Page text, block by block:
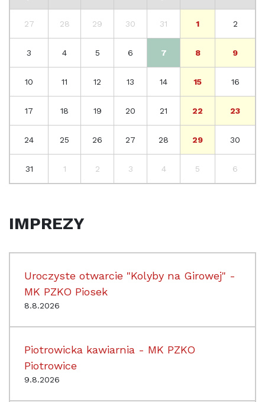
27 28 29 30 31 1 2
3 4 5 6 7 8 9
10 11 12 13 14 15 16
17 18 19 20 21 22 23
24 25 26 27 28 29 30
31 1 2 3 4 5 6
IMPREZY
Uroczyste otwarcie "Kolyby na Girowej" -
MK PZKO Piosek
8.8.2026
Piotrowicka kawiarnia - MK PZKO
Piotrowice
9.8.2026